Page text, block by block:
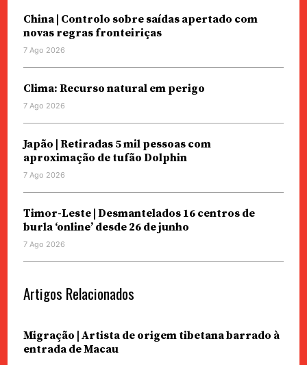
China | Controlo sobre saídas apertado com
novas regras fronteiriças
7 Ago 2026
Clima: Recurso natural em perigo
7 Ago 2026
Japão | Retiradas 5 mil pessoas com
aproximação de tufão Dolphin
7 Ago 2026
Timor-Leste | Desmantelados 16 centros de
burla ‘online’ desde 26 de junho
7 Ago 2026
Artigos Relacionados
Migração | Artista de origem tibetana barrado à
entrada de Macau